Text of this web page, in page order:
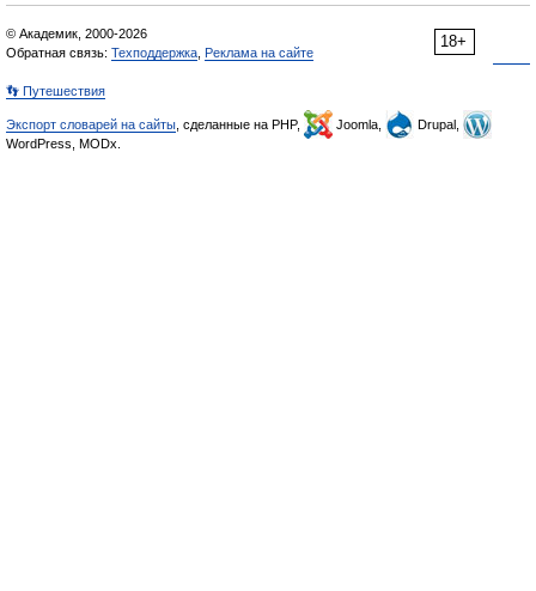
18+
© Академик, 2000-2026
Обратная связь: Техподдержка Реклама на сайте
👣 Путешествия
Экспорт словарей на сайты , сделанные на PHP, Joomla,
Drupal,
WordPress, MODx.